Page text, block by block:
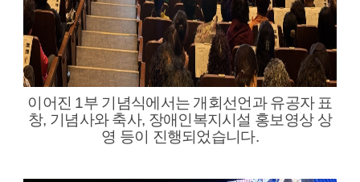
이어진 1부 기념식에서는 개회선언과 유공자 표
창, 기념사와 축사, 장애인복지시설 홍보영상 상
영 등이 진행되었습니다.